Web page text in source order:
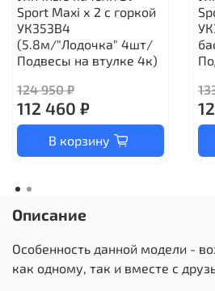
Sport Maxi х 2 с горкой
УК353В4
(5.8м/"Лодочка" 4шт/
Подвесы на втулке 4к)
124 950 ₽
112 460 ₽
В корзину
Описание
Особенность данной модели -
как одному, так и вместе с